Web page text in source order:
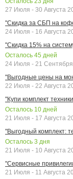
27 Июля - 30 Августа
"Скидка за СБП на
24 Июля - 16 Августа
"Скидка 15% на
Осталось 45 дней
24 Июля - 21
"Выгодные цены на
22 Июля - 22 Августа
"Купи комплект
Осталось 10 дней
21 Июля - 17 Августа
"Выгодный комплект:
Осталось 3 дня
21 Июля - 10 Августа
"Сервисные
21 Июля - 11 Августа